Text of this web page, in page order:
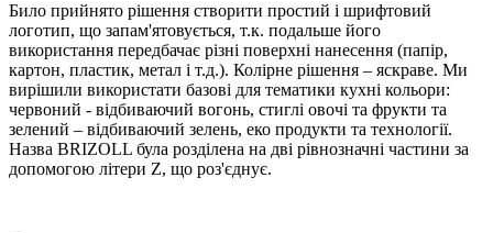
Било прийнято рішення створити простий і шрифтовий
логотип, що запам'ятовується, т.к. подальше його
використання передбачає різні поверхні нанесення (папір,
картон, пластик, метал і т.д.). Колірне рішення – яскраве. Ми
вирішили використати базові для тематики кухні кольори:
червоний - відбиваючий вогонь, стиглі овочі та фрукти та
зелений – відбиваючий зелень, еко продукти та технології.
Назва BRIZOLL була розділена на дві рівнозначні частини за
допомогою літери Z, що роз'єднує.